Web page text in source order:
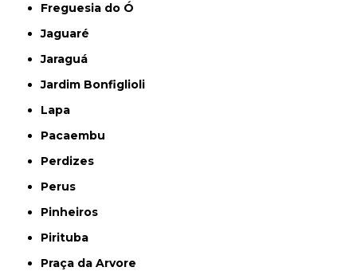
Freguesia do Ó
Jaguaré
Jaraguá
Jardim Bonfiglioli
Lapa
Pacaembu
Perdizes
Perus
Pinheiros
Pirituba
Praça da Arvore